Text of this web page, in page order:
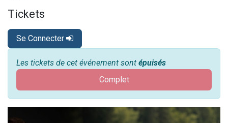
Tickets
Se Connecter
Les tickets de cet événement sont épuisés
Complet